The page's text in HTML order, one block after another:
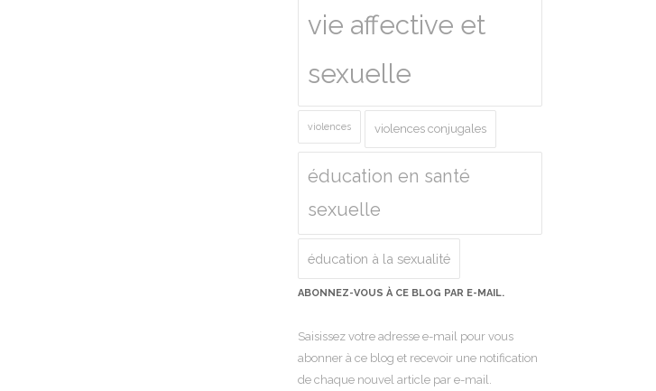
vie affective et
sexuelle
violences violences conjugales
éducation en santé
sexuelle
éducation à la sexualité
ABONNEZ-VOUS À CE BLOG PAR E-MAIL.
Saisissez votre adresse e-mail pour vous
abonner à ce blog et recevoir une notification
de chaque nouvel article par e-mail.